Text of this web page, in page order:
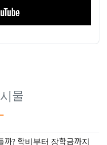
물
? 학비부터 장학금까지